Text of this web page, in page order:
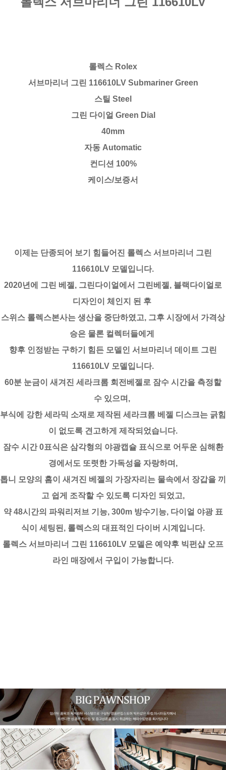
롤렉스 Rolex
서브마리너 그린 116610LV Submariner Green
스틸 Steel
그린 다이얼 Green Dial
40mm
자동 Automatic
컨디션 100%
케이스/보증서
이제는 단종되어 보기 힘들어진 롤렉스 서브마리너 그린
116610LV 모델입니다.
2020년에 그린 베젤, 그린다이얼에서 그린베젤, 블랙다이얼로
디자인이 체인지 된 후
스위스 롤렉스본사는 생산을 중단하였고, 그후 시장에서 가격상
승은 물론 컬렉터들에게
향후 인정받는 구하기 힘든 모델인 서브마리너 데이트 그린
116610LV 모델입니다.
60분 눈금이 새겨진 세라크롬 회전베젤로 잠수 시간을 측정할
수 있으며,
부식에 강한 세라믹 소재로 제작된 세라크롬 베젤 디스크는 긁힘
이 없도록 견고하게 제작되었습니다.
잠수 시간 0표식은 삼각형의 야광캡슐 표식으로 어두운 심해환
경에서도 또렷한 가독성을 자랑하며,
톱니 모양의 홈이 새겨진 베젤의 가장자리는 물속에서 장갑을 끼
고 쉽게 조작할 수 있도록 디자인 되었고,
약 48시간의 파워리저브 기능, 300m 방수기능, 다이얼 야광 표
식이 세팅된, 롤렉스의 대표적인 다이버 시계입니다.
롤렉스 서브마리너 그린 116610LV 모델은 예약후 빅펀샵 오프
라인 매장에서 구입이 가능합니다.